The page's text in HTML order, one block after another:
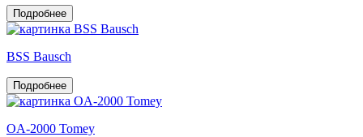
Подробнее
BSS Bausch
Подробнее
OA-2000 Tomey